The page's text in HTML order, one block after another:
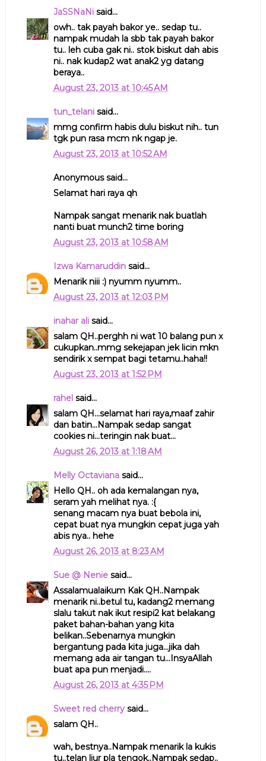
JaSSNaNisaid...
owh.. tak payah bakor ye.. sedap tu..
nampak mudah la sbb tak payah bakor
tu.. leh cuba gak ni.. stok biskut dah abis
ni.. nak kudap2 wat anak2 yg datang
beraya..
August 23, 2013 at 10:45 AM
tun_telanisaid...
mmg confirm habis dulu biskut nih.. tun
tgk pun rasa mcm nk ngap je.
August 23, 2013 at 10:52 AM
Anonymous said...
Selamat hari raya qh
Nampak sangat menarik nak buatlah
nanti buat munch2 time boring
August 23, 2013 at 10:58 AM
Izwa Kamaruddinsaid...
Menarik niii :) nyumm nyumm..
August 23, 2013 at 12:03 PM
inahar alisaid...
salam QH..perghh ni wat 10 balang pun x
cukupkan..mmg sekejapan jek licin mkn
sendirik x sempat bagi tetamu..haha!!
August 23, 2013 at 1:52 PM
rahelsaid...
salam QH...selamat hari raya,maaf zahir
dan batin...Nampak sedap sangat
cookies ni...teringin nak buat...
August 26, 2013 at 1:18 AM
Melly Octavianasaid...
Hello QH.. oh ada kemalangan nya,
seram yah melihat nya. :{
senang macam nya buat bebola ini,
cepat buat nya mungkin cepat juga yah
abis nya.. hehe
August 26, 2013 at 8:23 AM
Sue @ Neniesaid...
Assalamualaikum Kak QH..Nampak
menarik ni..betul tu, kadang2 memang
slalu takut nak ikut resipi2 kat belakang
paket bahan-bahan yang kita
belikan..Sebenarnya mungkin
bergantung pada kita juga...jika dah
memang ada air tangan tu...InsyaAllah
buat apa pun menjadi....
August 26, 2013 at 4:35 PM
Sweet red cherrysaid...
salam QH..
wah, bestnya..Nampak menarik la kukis
tu..telan liur pla tengok..Nampak sedap..